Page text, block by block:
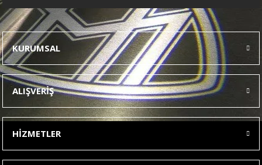
Bu ürünün fiyat bilgisi, resim, ürün açıklamalarında ve diğer
konularda yetersiz gördüğünüz noktaları öneri formunu kullanarak
tarafımıza iletebilirsiniz.
Görüş ve önerileriniz için teşekkür ederiz.
Ürün resmi kalitesiz, bozuk veya görüntülenemiyor.
Ürün açıklamasında eksik bilgiler bulunuyor.
Ürün bilgilerinde hatalar bulunuyor.
Ürün fiyatı diğer sitelerden daha pahalı.
Bu ürüne benzer farklı alternatifler olmalı.
KURUMSAL
ALIŞVERİŞ
HİZMETLER